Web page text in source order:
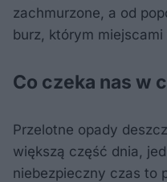
zachmurzone, a od
burz, którym
Co czeka nas w
Przelotne opady
większą część dnia,
niebezpieczny czas to